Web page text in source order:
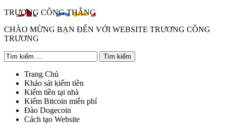
TRƯƠNG CÔNG THẮNG
CHÀO MỪNG BẠN ĐẾN VỚI WEBSITE TRƯƠNG CÔNG
TRƯƠNG
Trang Chủ
Khảo sát kiếm tiền
Kiếm tiền tại nhà
Kiếm Bitcoin miễn phí
Đào Dogecoin
Cách tạo Website